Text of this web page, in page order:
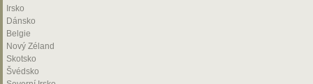
Irsko
Dánsko
Belgie
Nový Zéland
Skotsko
Švédsko